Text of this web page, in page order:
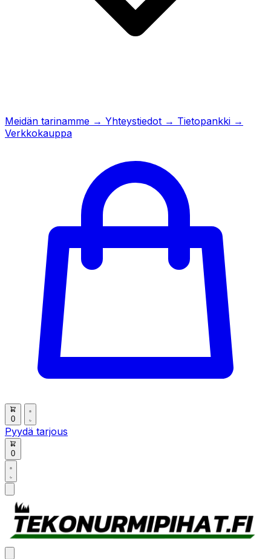
Meidän tarinamme → Yhteystiedot → Tietopankki →
Verkkokauppa
0
Pyydä tarjous
0